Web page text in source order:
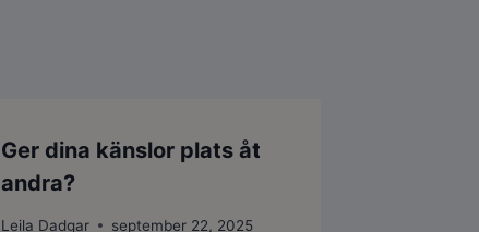
Ger dina känslor plats åt
andra?
Leila Dadgar september 22, 2025